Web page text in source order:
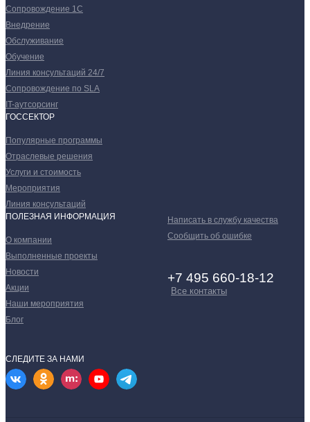
Сопровождение 1С
Внедрение
Обслуживание
Обучение
Линия консультаций 24/7
Сопровождение по SLA
IT-аутсорсинг
ГОССЕКТОР
Популярные программы
Отраслевые решения
Услуги и стоимость
Мероприятия
Линия консультаций
ПОЛЕЗНАЯ ИНФОРМАЦИЯ
О компании
Выполненные проекты
Новости
Акции
Наши мероприятия
Блог
Написать в службу качества
Сообщить об ошибке
+7 495 660-18-12
Все контакты
СЛЕДИТЕ ЗА НАМИ